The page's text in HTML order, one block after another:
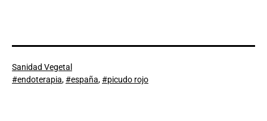
Categorizado
como
Sanidad Vegetal
Etiquetado
endoterapia, españa, picudo rojo